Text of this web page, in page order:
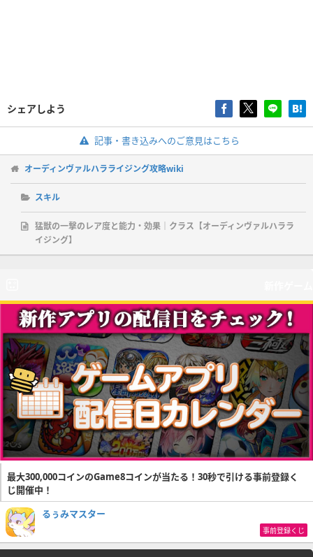
シェアしよう
記事・書き込みへのご意見はこちら
オーディンヴァルハラライジング攻略wiki
スキル
猛獣の一撃のレア度と能力・効果｜クラス【オーディンヴァルハララ
イジング】
最大300,000コインのGame8コインが当たる！30秒で引ける事前登録く
じ開催中！
るぅみマスター
事前登録くじ